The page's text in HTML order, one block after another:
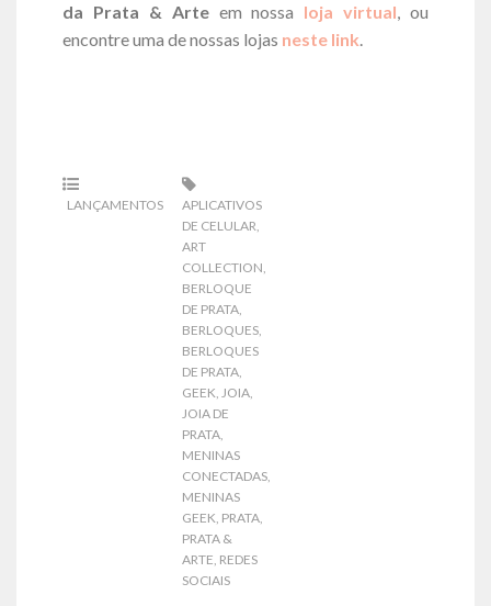
da Prata & Arteem nossa loja virtual, ou
encontre uma de nossas lojas neste link.
LANÇAMENTOS
APLICATIVOS
DE CELULAR
ART
COLLECTION
BERLOQUE
DE PRATA
BERLOQUES
BERLOQUES
DE PRATA
GEEK JOIA
JOIA DE
PRATA
MENINAS
CONECTADAS
MENINAS
GEEK PRATA
PRATA &
ARTE REDES
SOCIAIS